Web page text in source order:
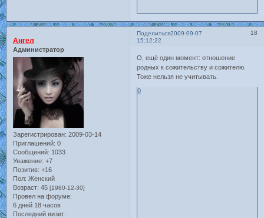
Поделиться 18
2009-09-07
15:12:22
Ангел
Администратор
Зарегистрирован: 2009-03-14
Приглашений: 0
Сообщений: 1033
Уважение: +7
Позитив: +16
Пол: Женский
Возраст: 45 [1980-12-30]
Провел на форуме:
6 дней 18 часов
Последний визит:
О, ещё один момент: отношение
родных к сожительству и сожителю.
Тоже нельзя не учитывать.
0